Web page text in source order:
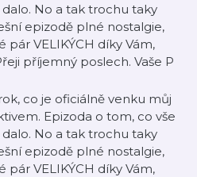
No a tak trochu taky
epizodě plné nostalgie,
VELIKÝCH díky Vám,
příjemný poslech. Vaše P
co je oficiálně venku můj
Epizoda o tom, co vše
No a tak trochu taky
epizodě plné nostalgie,
VELIKÝCH díky Vám,